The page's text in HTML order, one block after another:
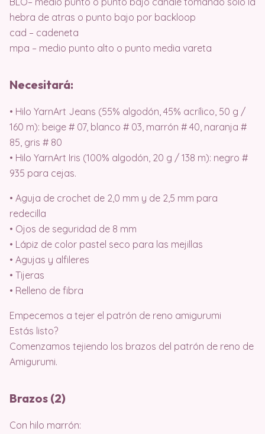
hebra de atras o punto bajo por backloop
cad – cadeneta
mpa – medio punto alto o punto media vareta
Necesitará:
• Hilo YarnArt Jeans (55% algodón, 45% acrílico, 50 g /
160 m): beige # 07, blanco # 03, marrón # 40, naranja #
85, gris # 80
• Hilo YarnArt Iris (100% algodón, 20 g / 138 m): negro #
935 para cejas.
• Aguja de crochet de 2,0 mm y de 2,5 mm para
redecilla
• Ojos de seguridad de 8 mm
• Lápiz de color pastel seco para las mejillas
• Agujas y alfileres
• Tijeras
• Relleno de fibra
Empecemos a tejer el patrón de reno amigurumi
Estás listo?
Comenzamos tejiendo los brazos del patrón de reno de
Amigurumi.
Brazos (2)
Con hilo marrón: